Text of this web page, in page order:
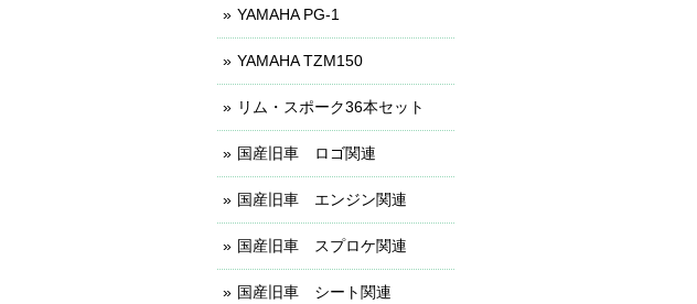
YAMAHA PG-1
YAMAHA TZM150
リム・スポーク36本セット
国産旧車 ロゴ関連
国産旧車 エンジン関連
国産旧車 スプロケ関連
国産旧車 シート関連